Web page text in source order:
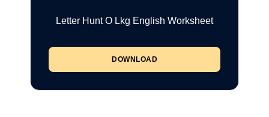
Letter Hunt O Lkg English Worksheet
DOWNLOAD